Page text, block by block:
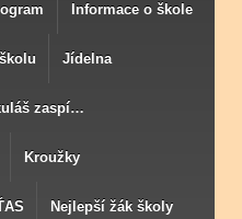
Informace o škole
Jídelna
zaspí…
Kroužky
Nejlepší žák školy